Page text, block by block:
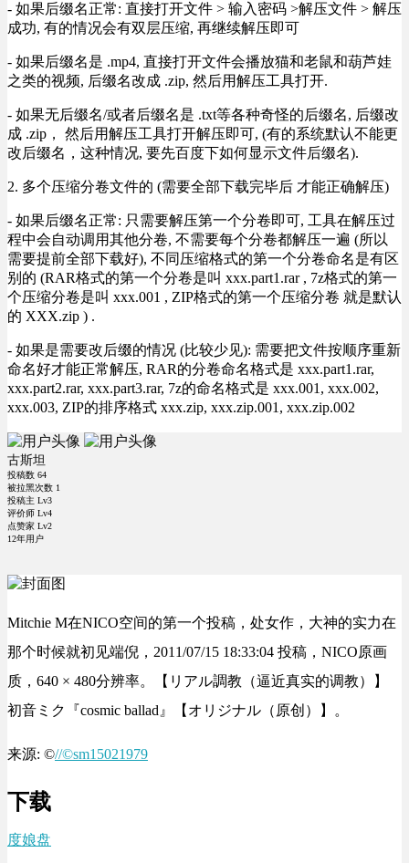
- 如果后缀名正常: 直接打开文件 > 输入密码 >解压文件 > 解压
成功, 有的情况会有双层压缩, 再继续解压即可
- 如果后缀名是 .mp4, 直接打开文件会播放猫和老鼠和葫芦娃
之类的视频, 后缀名改成 .zip, 然后用解压工具打开.
- 如果无后缀名/或者后缀名是 .txt等各种奇怪的后缀名, 后缀改
成 .zip， 然后用解压工具打开解压即可, (有的系统默认不能更
改后缀名，这种情况, 要先百度下如何显示文件后缀名).
2. 多个压缩分卷文件的 (需要全部下载完毕后 才能正确解压)
- 如果后缀名正常: 只需要解压第一个分卷即可, 工具在解压过
程中会自动调用其他分卷, 不需要每个分卷都解压一遍 (所以
需要提前全部下载好), 不同压缩格式的第一个分卷命名是有区
别的 (RAR格式的第一个分卷是叫 xxx.part1.rar , 7z格式的第一
个压缩分卷是叫 xxx.001 , ZIP格式的第一个压缩分卷 就是默认
的 XXX.zip ) .
- 如果是需要改后缀的情况 (比较少见): 需要把文件按顺序重新
命名好才能正常解压, RAR的分卷命名格式是 xxx.part1.rar,
xxx.part2.rar, xxx.part3.rar, 7z的命名格式是 xxx.001, xxx.002,
xxx.003, ZIP的排序格式 xxx.zip, xxx.zip.001, xxx.zip.002
古斯坦
投稿数 64
被拉黑次数 1
投稿主 Lv3
评价师 Lv4
点赞家 Lv2
12年用户
Mitchie M在NICO空间的第一个投稿，处女作，大神的实力在
那个时候就初见端倪，2011/07/15 18:33:04 投稿，NICO原画
质，640 × 480分辨率。【リアル調教（逼近真实的调教）】
初音ミク『cosmic ballad』【オリジナル（原创）】。
来源: ©//©sm15021979
下载
度娘盘